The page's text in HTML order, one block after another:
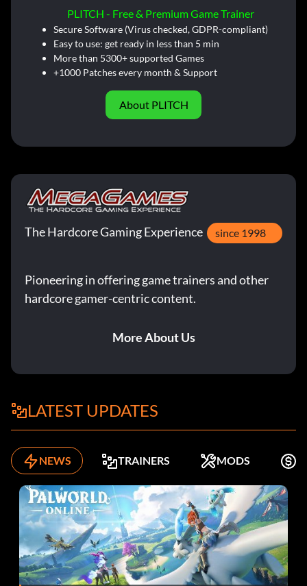
PLITCH - Free & Premium Game Trainer
Secure Software (Virus checked, GDPR-compliant)
Easy to use: get ready in less than 5 min
More than 5300+ supported Games
+1000 Patches every month & Support
About PLITCH
The Hardcore Gaming Experience since 1998
Pioneering in offering game trainers and other
hardcore gamer-centric content.
More About Us
LATEST UPDATES
NEWS TRAINERS MODS